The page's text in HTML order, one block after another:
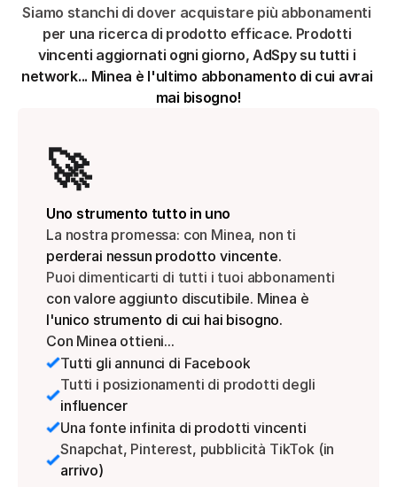
Siamo stanchi di dover acquistare più abbonamenti
per una ricerca di prodotto efficace. Prodotti
vincenti aggiornati ogni giorno, AdSpy su tutti i
network... Minea è l'ultimo abbonamento di cui avrai
mai bisogno!
🚀
Uno strumento tutto in uno
La nostra promessa: con Minea, non ti
perderai nessun prodotto vincente.
Puoi dimenticarti di tutti i tuoi abbonamenti
con valore aggiunto discutibile. Minea è
l'unico strumento di cui hai bisogno.
Con Minea ottieni...
Tutti gli annunci di Facebook
Tutti i posizionamenti di prodotti degli
influencer
Una fonte infinita di prodotti vincenti
Snapchat, Pinterest, pubblicità TikTok (in
arrivo)